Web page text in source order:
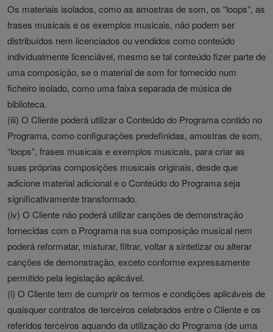
Os materiais isolados, como as amostras de som, os “loops”, as
frases musicais e os exemplos musicais, não podem ser
distribuídos nem licenciados ou vendidos como conteúdo
individualmente licenciável, mesmo se tal conteúdo fizer parte de
uma composição, se o material de som for fornecido num
ficheiro isolado, como uma faixa separada de música de
biblioteca.
(iii) O Cliente poderá utilizar o Conteúdo do Programa contido no
Programa, como configurações predefinidas, amostras de som,
“loops”, frases musicais e exemplos musicais, para criar as
suas próprias composições musicais originais, desde que
adicione material adicional e o Conteúdo do Programa seja
significativamente transformado.
(iv) O Cliente não poderá utilizar canções de demonstração
fornecidas com o Programa na sua composição musical nem
poderá reformatar, misturar, filtrar, voltar a sintetizar ou alterar
canções de demonstração, exceto conforme expressamente
permitido pela legislação aplicável.
(i) O Cliente tem de cumprir os termos e condições aplicáveis de
quaisquer contratos de terceiros celebrados entre o Cliente e os
referidos terceiros aquando da utilização do Programa (de uma